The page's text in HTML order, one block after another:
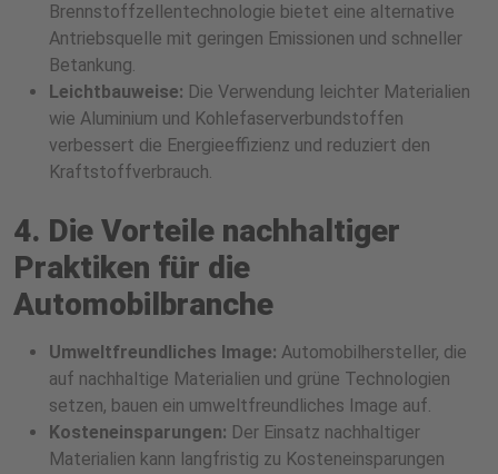
Brennstoffzellentechnologie bietet eine alternative
Antriebsquelle mit geringen Emissionen und schneller
Betankung.
Leichtbauweise: Die Verwendung leichter Materialien
wie Aluminium und Kohlefaserverbundstoffen
verbessert die Energieeffizienz und reduziert den
Kraftstoffverbrauch.
4. Die Vorteile nachhaltiger
Praktiken für die
Automobilbranche
Umweltfreundliches Image: Automobilhersteller, die
auf nachhaltige Materialien und grüne Technologien
setzen, bauen ein umweltfreundliches Image auf.
Kosteneinsparungen: Der Einsatz nachhaltiger
Materialien kann langfristig zu Kosteneinsparungen